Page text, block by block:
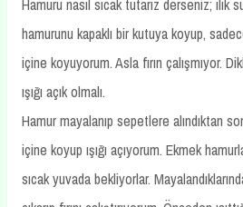
Hamuru nasıl sıcak tutarız derseniz;
hamurunu kapaklı bir kutuya koyup, sadece
içine koyuyorum. Asla fırın çalışmıyor.
ışığı açık olmalı.
Hamur mayalanıp sepetlere alındıktan
içine koyup ışığı açıyorum. Ekmek
sıcak yuvada bekliyorlar.